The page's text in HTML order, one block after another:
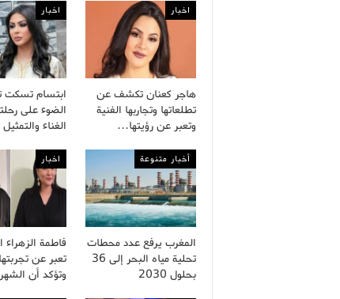
اخبار
هاجر كعنان تكشف عن
تطلعاتها وتجاربها الفنية
وتعبر عن رؤيتها…
اخبار
ابتسام
الضوء على
الغناء
أخبار متنوعة
المغرب يرفع عدد محطات
تحلية مياه البحر إلى 36
بحلول 2030
اخبار
فاطمة
تعبر عن
وتؤكد أن